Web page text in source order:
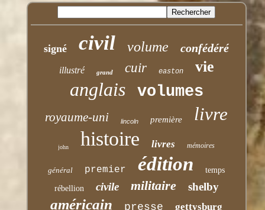
signé civil volume confédéré
illustré grand cuir easton vie
anglais volumes
royaume-uni lincoln première livre
john histoire livres mémoires
général premier édition temps
rébellion civile militaire shelby
américain presse gettysburg